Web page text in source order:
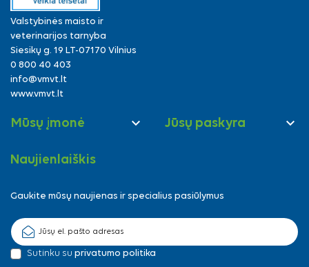
Valstybinės maisto ir
veterinarijos tarnyba
Siesikų g. 19 LT-07170 Vilnius
0 800 40 403
info@vmvt.lt
www.vmvt.lt
Mūsų įmonė  Jūsų paskyra 
Naujienlaiškis
Gaukite mūsų naujienas ir specialius pasiūlymus
Sutinku su privatumo politika